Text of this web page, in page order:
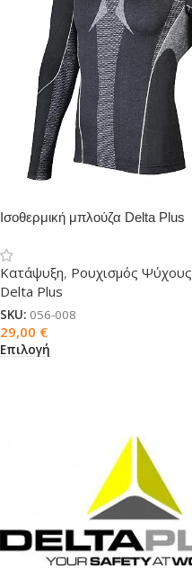
Ισοθερμική μπλούζα Delta Plus
Κατάψυξη, Ρουχισμός Ψύχους
Delta Plus
SKU: 056-008
29,00 €
Επιλογή